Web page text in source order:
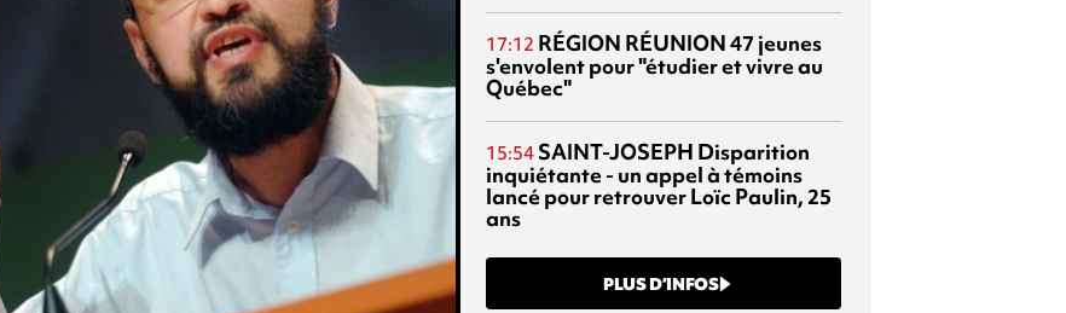
17:12 RÉGION RÉUNION47 jeunes
s'envolent pour "étudier et vivre au
Québec"
15:54 SAINT-JOSEPH Disparition
inquiétante - un appel à témoins
lancé pour retrouver Loïc Paulin, 25
ans
PLUS D’INFOS